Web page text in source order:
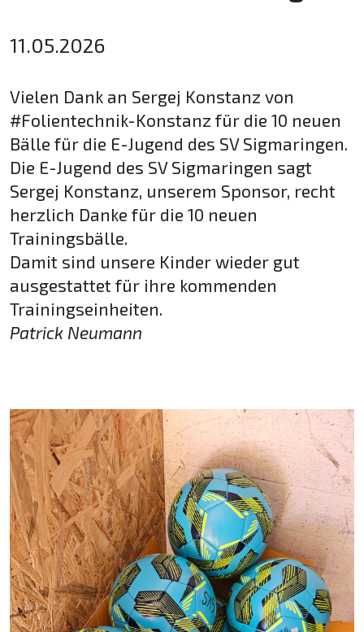
11.05.2026
Vielen Dank an Sergej Konstanz von
#Folientechnik-Konstanz für die 10 neuen
Bälle für die E-Jugend des SV Sigmaringen.
Die E-Jugend des SV Sigmaringen sagt
Sergej Konstanz, unserem Sponsor, recht
herzlich Danke für die 10 neuen
Trainingsbälle.
Damit sind unsere Kinder wieder gut
ausgestattet für ihre kommenden
Trainingseinheiten.
Patrick Neumann